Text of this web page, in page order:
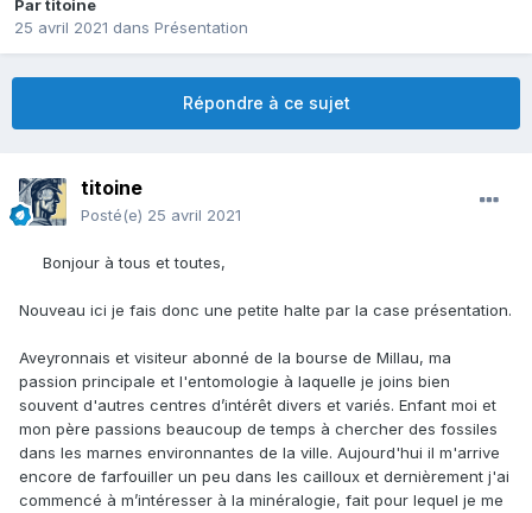
Partitoine
25 avril 2021 dans Présentation
Répondre à ce sujet
titoine
Posté(e) 25 avril 2021
Bonjour à tous et toutes,
Nouveau ici je fais donc une petite halte par la case présentation.
Aveyronnais et visiteur abonné de la bourse de Millau, ma
passion principale et l'entomologie à laquelle je joins bien
souvent d'autres centres d’intérêt divers et variés. Enfant moi et
mon père passions beaucoup de temps à chercher des fossiles
dans les marnes environnantes de la ville. Aujourd'hui il m'arrive
encore de farfouiller un peu dans les cailloux et dernièrement j'ai
commencé à m’intéresser à la minéralogie, fait pour lequel je me